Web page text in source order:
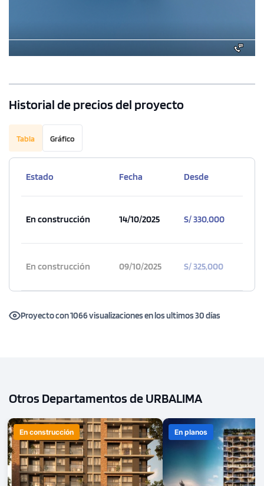
Historial de precios del proyecto
Tabla Gráfico
Estado Fecha Desde
En construcción 14/10/2025 S/ 330,000
En construcción 09/10/2025 S/ 325,000
Proyecto con 1066 visualizaciones en los ultimos 30 días
Otros Departamentos de URBALIMA
En construcción En planos